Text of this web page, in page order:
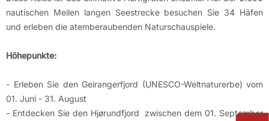
nautischen Meilen langen Seestrecke besuchen Sie 34 Häfen
und erleben die atemberaubenden Naturschauspiele.
Höhepunkte:
- Erleben Sie den Geirangerfjord (UNESCO-Weltnaturerbe) vom
01. Juni - 31. August
- Entdecken Sie den Hjørundfjord zwischen dem 01. September